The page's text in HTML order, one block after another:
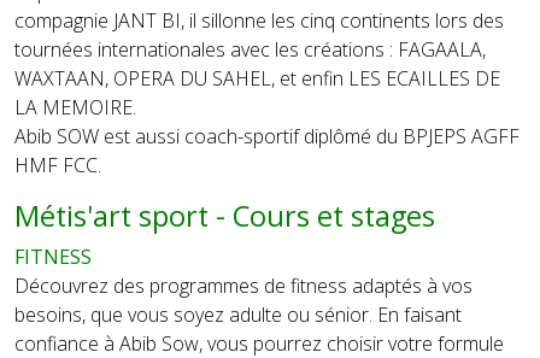
compagnie JANT BI, il sillonne les cinq continents lors des
tournées internationales avec les créations : FAGAALA,
WAXTAAN, OPERA DU SAHEL, et enfin LES ECAILLES DE
LA MEMOIRE.
Abib SOW est aussi coach-sportif diplômé du BPJEPS AGFF
HMF FCC.
Métis'art sport - Cours et stages
FITNESS
Découvrez des programmes de fitness adaptés à vos
besoins, que vous soyez adulte ou sénior. En faisant
confiance à Abib Sow, vous pourrez choisir votre formule